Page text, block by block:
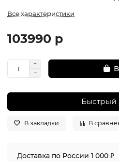
Все характеристики
103990 р
Быстрый
В закладки В
Доставка по России 1 000 ₽